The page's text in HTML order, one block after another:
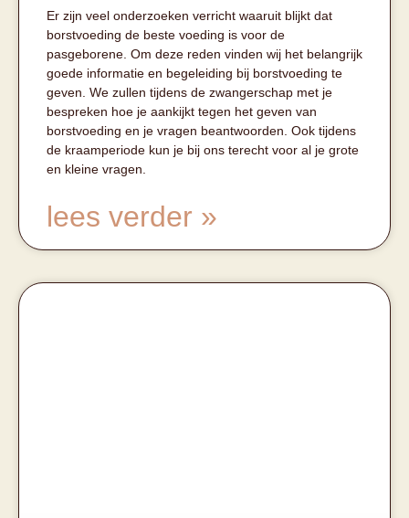
Er zijn veel onderzoeken verricht waaruit blijkt dat
borstvoeding de beste voeding is voor de
pasgeborene. Om deze reden vinden wij het belangrijk
goede informatie en begeleiding bij borstvoeding te
geven. We zullen tijdens de zwangerschap met je
bespreken hoe je aankijkt tegen het geven van
borstvoeding en je vragen beantwoorden. Ook tijdens
de kraamperiode kun je bij ons terecht voor al je grote
en kleine vragen.
lees verder »